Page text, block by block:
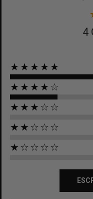
4
★★★★★
★★★★☆
★★★☆☆
★★☆☆☆
★☆☆☆☆